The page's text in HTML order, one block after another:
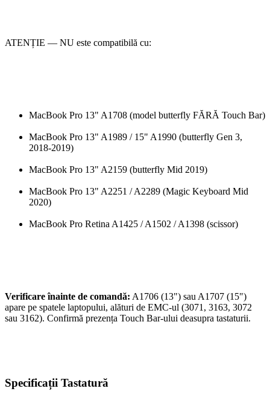
ATENȚIE — NU este compatibilă cu:
MacBook Pro 13" A1708 (model butterfly FĂRĂ Touch Bar)
MacBook Pro 13" A1989 / 15" A1990 (butterfly Gen 3,
2018-2019)
MacBook Pro 13" A2159 (butterfly Mid 2019)
MacBook Pro 13" A2251 / A2289 (Magic Keyboard Mid
2020)
MacBook Pro Retina A1425 / A1502 / A1398 (scissor)
Verificare înainte de comandă: A1706 (13") sau A1707 (15")
apare pe spatele laptopului, alături de EMC-ul (3071, 3163, 3072
sau 3162). Confirmă prezența Touch Bar-ului deasupra tastaturii.
Specificații Tastatură